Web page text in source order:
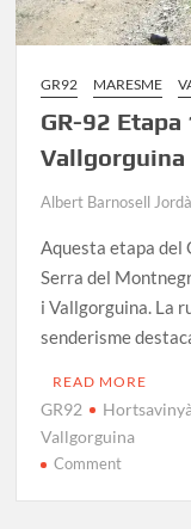
GR92 MARESME
GR-92
Vallgorguina
Albert Barnosell Jordà
Aquesta etapa del
Serra del
i Vallgorguina. La
senderisme
READ MORE
GR92
Vallgorguina
Commenton